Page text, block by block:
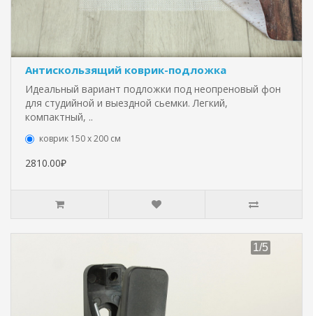
Антискользящий коврик-подложка
Идеальный вариант подложки под неопреновый фон
для студийной и выездной сьемки. Легкий,
компактный, ..
коврик 150 х 200 см
2810.00₽